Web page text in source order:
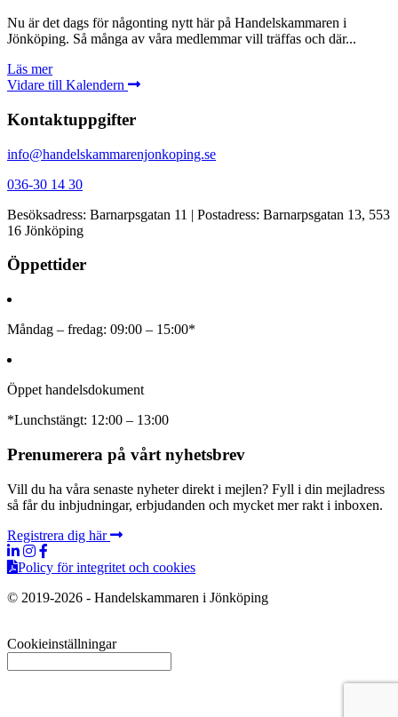
Nu är det dags för någonting nytt här på Handelskammaren i
Jönköping. Så många av våra medlemmar vill träffas och där...
Läs mer
Vidare till Kalendern
Kontaktuppgifter
info@handelskammarenjonkoping.se
036-30 14 30
Besöksadress: Barnarpsgatan 11 | Postadress: Barnarpsgatan 13, 553
16 Jönköping
Öppettider
Måndag – fredag: 09:00 – 15:00*
Öppet handelsdokument
*Lunchstängt: 12:00 – 13:00
Prenumerera på vårt nyhetsbrev
Vill du ha våra senaste nyheter direkt i mejlen? Fyll i din mejladress
så får du inbjudningar, erbjudanden och mycket mer rakt i inboxen.
Registrera dig här
Policy för integritet och cookies
© 2019-2026 - Handelskammaren i Jönköping
Cookieinställningar